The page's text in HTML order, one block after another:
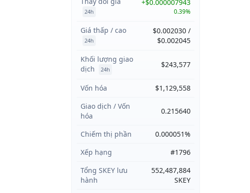
24h
+$0.000007943
0.39%
Giá thấp / cao
24h
$0.002030 /
$0.002045
Khối lượng giao
dịch
24h
$243,577
Vốn hóa
$1,129,558
Giao dịch / Vốn
hóa
0.215640
Chiếm thị phần
0.000051%
Xếp hạng
#1796
Tổng SKEY lưu
hành
552,487,884
SKEY